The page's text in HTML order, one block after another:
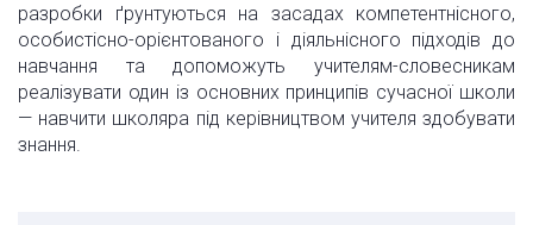
разробки ґрунтуються на засадах компетентнісного,
особистісно-орієнтованого і діяльнісного підходів до
навчання та допоможуть учителям-словесникам
реалізувати один із основних принципів сучасної школи
— навчити школяра під керівництвом учителя здобувати
знання.